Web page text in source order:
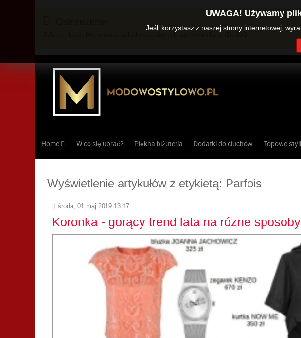
Home W co się ubrać? Piękna biżuteria Dodatki do ciuchów Topowe
Wyświetlenie artykułów z etykietą: Parfois
środa, 01 maj 2019 13:17
Koronka - gorący trend lata na rózne sposoby
UWAGA! Używamy
Jeśli korzystasz z naszej strony internetowej,